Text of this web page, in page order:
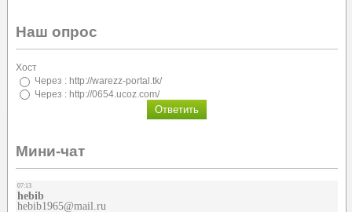
Наш опрос
Хост
Через : http://warezz-portal.tk/
Через : http://0654.ucoz.com/
Мини-чат